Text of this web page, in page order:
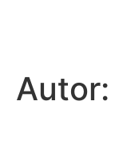
Autor: